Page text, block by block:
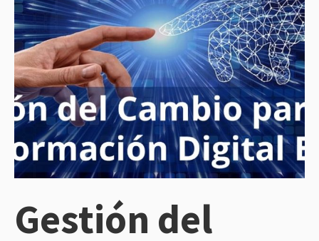
Gestión del